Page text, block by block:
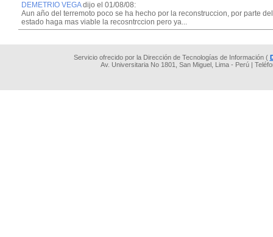
DEMETRIO VEGAdijo el 01/08/08:
Aun año del terremoto poco se ha hecho por la reconstruccion, por parte
estado haga mas viable la recosntrccion pero ya...
Servicio ofrecido por la Dirección de Tecnologías de Información (
Av. Universitaria No 1801, San Miguel, Lima - Perú |